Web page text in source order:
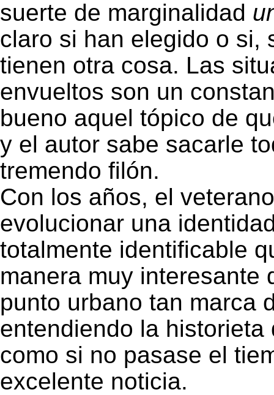
suerte de marginalidad
claro si han elegido o si,
tienen otra cosa. Las
envueltos son un
bueno aquel tópico de
y el autor sabe sacarle
tremendo filón.
Con los años, el
evolucionar una
totalmente identificable
manera muy interesante
punto urbano tan marca
entendiendo la
como si no pasase el
excelente noticia.